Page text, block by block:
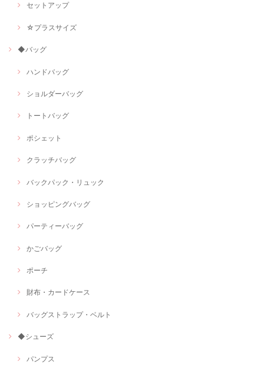
セットアップ
☆プラスサイズ
◆バッグ
ハンドバッグ
ショルダーバッグ
トートバッグ
ポシェット
クラッチバッグ
バックパック・リュック
ショッピングバッグ
パーティーバッグ
かごバッグ
ポーチ
財布・カードケース
バッグストラップ・ベルト
◆シューズ
パンプス